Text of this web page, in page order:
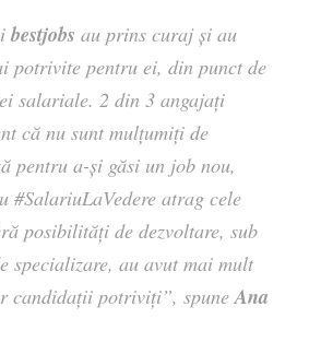
bestjobs au prins curaj și au
potrivite pentru ei, din punct de
salariale. 2 din 3 angajați
că nu sunt mulțumiți de
pentru a-și găsi un job nou,
#SalariuLaVedere atrag cele
posibilități de dezvoltare, sub
au avut mai mult
candidații potriviți”, spuneAna